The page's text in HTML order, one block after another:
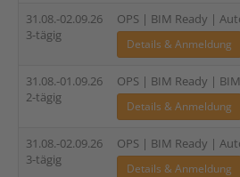
31.08.-02.09.26
3-tägig
OPS | BIM Ready |
Details & Anmeldung
31.08.-01.09.26
2-tägig
OPS | BIM Ready |
Details & Anmeldung
31.08.-02.09.26
3-tägig
OPS | BIM Ready |
Details & Anmeldung